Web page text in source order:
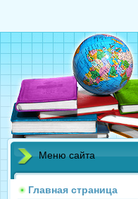
Меню сайта
Главная страница